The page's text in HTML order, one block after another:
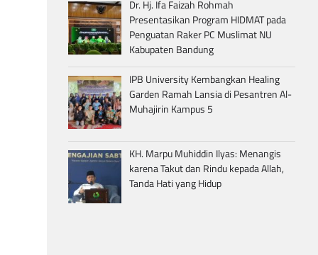
Dr. Hj. Ifa Faizah Rohmah
Presentasikan Program HIDMAT pada
Penguatan Raker PC Muslimat NU
Kabupaten Bandung
IPB University Kembangkan Healing
Garden Ramah Lansia di Pesantren Al-
Muhajirin Kampus 5
KH. Marpu Muhiddin Ilyas: Menangis
karena Takut dan Rindu kepada Allah,
Tanda Hati yang Hidup